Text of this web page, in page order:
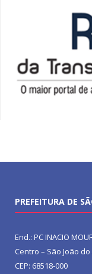
PREFEITURA DE
End.: PC INACIO
Centro – São João
CEP: 68518-000